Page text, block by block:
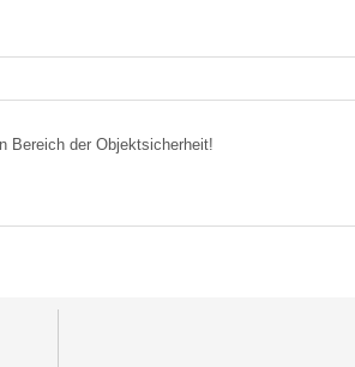
Bereich der Objektsicherheit!